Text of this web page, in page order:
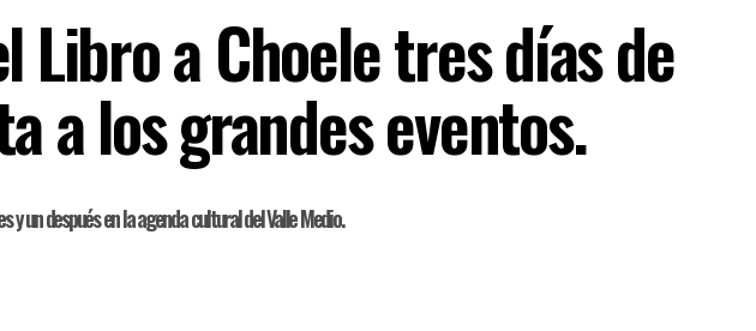
Libro a Choele tres días de
a los grandes eventos.
y un después en la agenda cultural del Valle Medio.